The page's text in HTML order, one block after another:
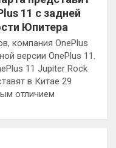
11 с задней
Юпитера
компания OnePlus
версии OnePlus 11.
11 Jupiter Rock
в Китае 29
отличием